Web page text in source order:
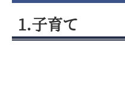
1.子育て